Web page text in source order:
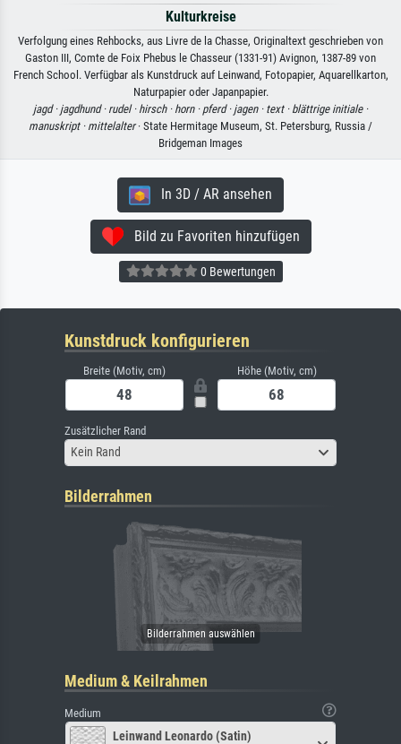
Kulturkreise
Verfolgung eines Rehbocks, aus Livre de la Chasse, Originaltext geschrieben von
Gaston III, Comte de Foix Phebus le Chasseur (1331-91) Avignon, 1387-89 von
French School. Verfügbar als Kunstdruck auf Leinwand, Fotopapier, Aquarellkarton,
Naturpapier oder Japanpapier.
jagd · jagdhund · rudel · hirsch · horn · pferd · jagen · text · blättrige initiale ·
manuskript · mittelalter· State Hermitage Museum, St. Petersburg, Russia /
Bridgeman Images
In 3D / AR ansehen
Bild zu Favoriten hinzufügen
0 Bewertungen
Kunstdruck konfigurieren
Breite (Motiv, cm) Höhe (Motiv, cm)
Zusätzlicher Rand
Kein Rand
Bilderrahmen
Medium & Keilrahmen
Medium
Leinwand Leonardo (Satin)